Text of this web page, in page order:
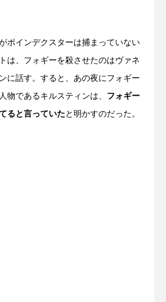
ポインデクスターは捕まっていない
は、フォギーを殺させたのはヴァネ
に話す。すると、あの夜にフォギー
物であるキルスティンは、 フォギー
ると言っていた と明かすのだった。